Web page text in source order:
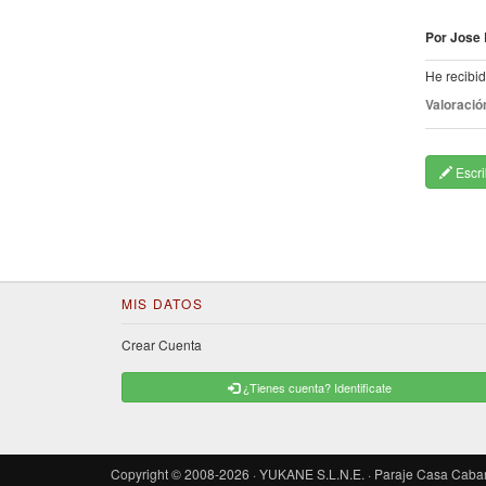
Por Jose
He
MIS DATOS
Crear Cuenta
¿Tienes cuenta? Identificate
Copyright © 2008-2026 · YUKANE S.L.N.E. · Paraje Casa